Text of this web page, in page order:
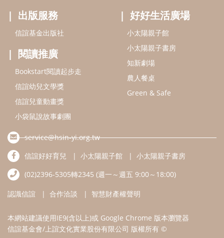
出版服務
信誼基金出版社
閱讀推廣
Bookstart閱讀起步走
信誼幼兒文學獎
信誼兒童動畫獎
小袋鼠說故事劇團
好好生活廣場
小太陽親子館
小太陽親子書房
知新劇場
農人餐桌
Green & Safe
service@hsin-yi.org.tw
信誼好好育兒
小太陽親子館
小太陽親子書房
(02)2396-5305轉2345 (週一～週五 9:00～18:00)
認識信誼 合作洽談 智慧財產權聲明
本網站建議使用IE9(含以上)或 Google Chrome 版本瀏覽器
信誼基金會/上誼文化實業股份有限公司 版權所有 ©